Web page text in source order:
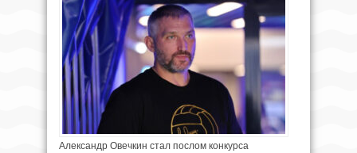
Александр Овечкин стал послом конкурса